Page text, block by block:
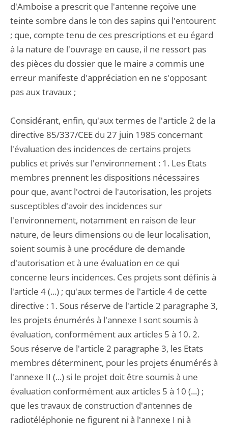
d'Amboise a prescrit que l'antenne reçoive une
teinte sombre dans le ton des sapins qui l'entourent
; que, compte tenu de ces prescriptions et eu égard
à la nature de l'ouvrage en cause, il ne ressort pas
des pièces du dossier que le maire a commis une
erreur manifeste d'appréciation en ne s'opposant
pas aux travaux ;
Considérant, enfin, qu'aux termes de l'article 2 de la
directive 85/337/CEE du 27 juin 1985 concernant
l'évaluation des incidences de certains projets
publics et privés sur l'environnement : 1. Les Etats
membres prennent les dispositions nécessaires
pour que, avant l'octroi de l'autorisation, les projets
susceptibles d'avoir des incidences sur
l'environnement, notamment en raison de leur
nature, de leurs dimensions ou de leur localisation,
soient soumis à une procédure de demande
d'autorisation et à une évaluation en ce qui
concerne leurs incidences. Ces projets sont définis à
l'article 4 (...) ; qu'aux termes de l'article 4 de cette
directive : 1. Sous réserve de l'article 2 paragraphe 3,
les projets énumérés à l'annexe I sont soumis à
évaluation, conformément aux articles 5 à 10. 2.
Sous réserve de l'article 2 paragraphe 3, les Etats
membres déterminent, pour les projets énumérés à
l'annexe II (...) si le projet doit être soumis à une
évaluation conformément aux articles 5 à 10 (...) ;
que les travaux de construction d'antennes de
radiotéléphonie ne figurent ni à l'annexe I ni à